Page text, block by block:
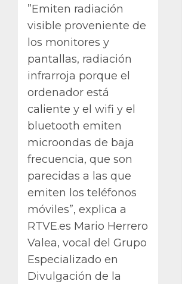
”Emiten radiación
visible proveniente de
los monitores y
pantallas, radiación
infrarroja porque el
ordenador está
caliente y el wifi y el
bluetooth emiten
microondas de baja
frecuencia, que son
parecidas a las que
emiten los teléfonos
móviles”, explica a
RTVE.es Mario Herrero
Valea, vocal del Grupo
Especializado en
Divulgación de la